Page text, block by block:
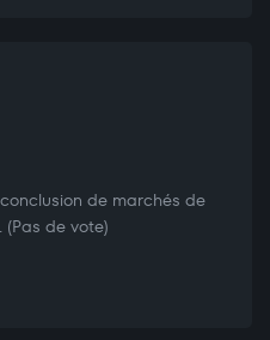
de marchés de
de vote)